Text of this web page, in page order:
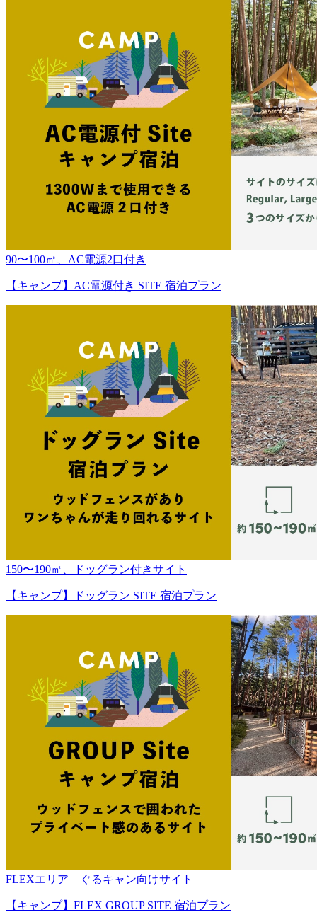
90〜100㎡、AC電源2口付き
【キャンプ】AC電源付き SITE 宿泊プラン
150〜190㎡、ドッグラン付きサイト
【キャンプ】ドッグラン SITE 宿泊プラン
FLEXエリア ぐるキャン向けサイト
【キャンプ】FLEX GROUP SITE 宿泊プラン